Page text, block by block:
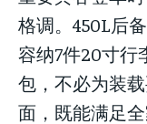
格调。450L后
容纳7件20寸行
包，不必为装
面，既能满足